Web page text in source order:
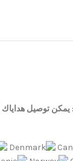
توصيل هداياك